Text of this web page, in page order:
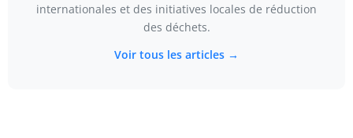
internationales et des initiatives locales de réduction
des déchets.
Voir tous les articles →